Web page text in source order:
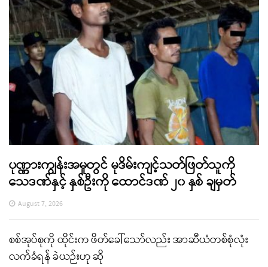
ပုဏ္ဏားကျွန်းအမှုတွင် မုဒိမ်းကျင့်သတ်ဖြတ်သူကို
သေဒဏ်နှင့် နှစ်ဦးကို ထောင်ဒဏ် ၂၀ နှစ် ချမှတ်
August 7, 2026
စစ်အုပ်စုကို ထိုင်းက ဖိတ်ခေါ်သော်လည်း အာဆီယံတစ်စုံလုံး
လက်ခံရန် ခဲယဉ်းဟု ဆို